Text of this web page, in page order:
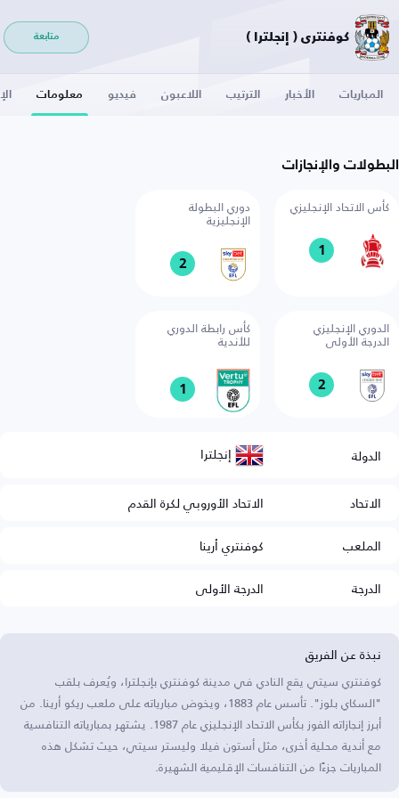
كوفنتري ( إنجلترا ) متابعة
المباريات الأخبار الترتيب اللاعبون فيديو معلومات
البطولات والإنجازات
كأس الاتحاد الإنجليزي
1
دوري البطولة
الإنجليزية
2
الدوري الإنجليزي
الدرجة الأولى
2
كأس رابطة الدوري
للأندية
1
الدولة إنجلترا
الاتحاد
الاتحاد الأوروبي لكرة القدم
الملعب
كوفنتري أرينا
الدرجة
الدرجة الأولى
نبذة عن الفريق
كوفنتري سيتي يقع النادي في مدينة كوفنتري بإنجلترا، ويُعرف بلقب
"السكاي بلوز". تأسس عام 1883، ويخوض مبارياته على ملعب ريكو أرينا. من
أبرز إنجازاته الفوز بكأس الاتحاد الإنجليزي عام 1987. يشتهر بمبارياته التنافسية
مع أندية محلية أخرى، مثل أستون فيلا وليستر سيتي، حيث تشكل هذه
المباريات جزءًا من التنافسات الإقليمية الشهيرة.